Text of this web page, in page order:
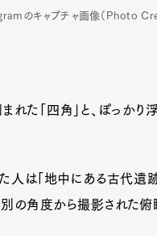
のキャプチャ画像（Photo
た「四角」と、ぽっかり
人は「地中にある古代遺
の角度から撮影された俯